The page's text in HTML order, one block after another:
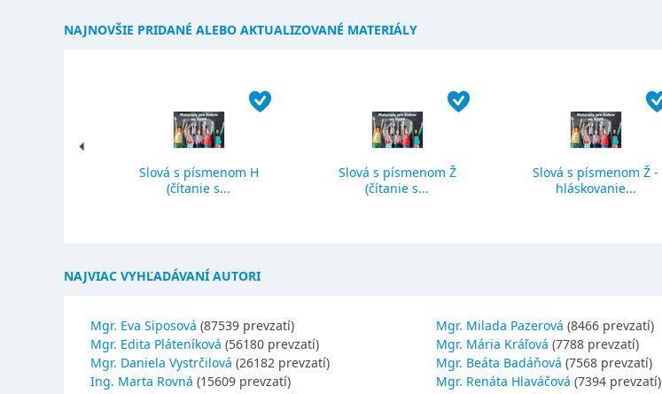
NAJNOVŠIE PRIDANÉ ALEBO AKTUALIZOVANÉ MATERIÁLY
Slová s písmenom H
(čítanie s...
Slová s písmenom Ž
(čítanie s...
Slová s písmenom Ž -
hláskovanie...
NAJVIAC VYHĽADÁVANÍ AUTORI
Mgr. Eva Siposová (87539 prevzatí)
Mgr. Edita Pláteníková (56180 prevzatí)
Mgr. Daniela Vystrčilová (26182 prevzatí)
Ing. Marta Rovná (15609 prevzatí)
Mgr. Milada Pazerová (8466 prevzatí)
Mgr. Mária Kráľová (7788 prevzatí)
Mgr. Beáta Badáňová (7568 prevzatí)
Mgr. Renáta Hlaváčová (7394 prevzatí)